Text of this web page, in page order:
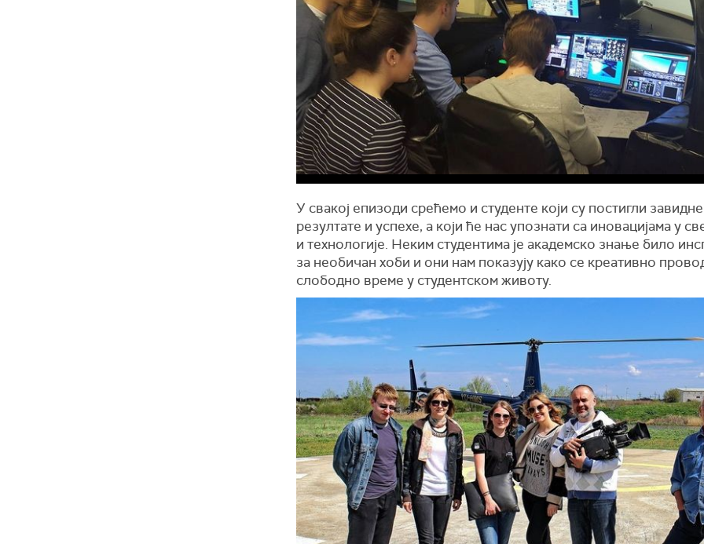
У свакој епизоди срећемо и студенте који су постигли завидне
резултате и успехе, а који ће нас упознати са иновацијама у
и технологије. Неким студентима је академско знање било
за необичан хоби и они нам показују како се креативно
слободно време у студентском животу.